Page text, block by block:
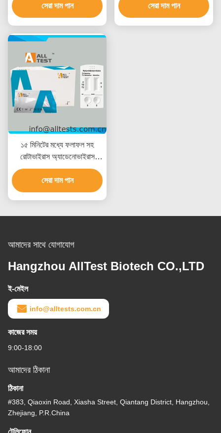
রোগের জন্য দ্রুত পরীক্ষা 15
মিনিটের মধ্যে দ্রুত ফলাফল সহ উচ্চ
সেরা দাম পান
Giardia H.pylori কম্বো দ্রুত
পরীক্ষা
সেরা দাম পান
১৫ মিনিটের মধ্যে ফলাফল সহ
রোটাভাইরাস অ্যাডেনোভাইরাস
অ্যাস্ট্রোভাইরাস কম্বো র‍্যাপিড
টেস্ট, সিই সার্টিফাইড এবং উচ্চ
নির্ভুলতা
সেরা দাম পান
আমাদের সাথে যোগাযোগ
Hangzhou AllTest Biotech CO.,LTD
ই-মেইল
info@alltests.com.cn
কাজের সময়
9:00-18:00
আমাদের ঠিকানা
ঠিকানা
#383, Qiaoxin Road, Xiasha Street, Qiantang District, Hangzhou,
Zhejiang, P.R.China